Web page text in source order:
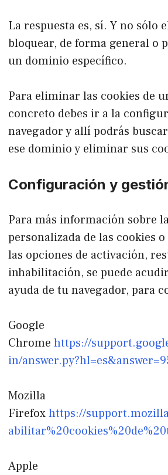
La respuesta es, sí. Y no sólo
bloquear, de forma general o
un dominio específico.
Para eliminar las cookies de
concreto debes ir a la
navegador y allí podrás
ese dominio y eliminar sus
Configuración y
Para más información sobre
personalizada de las cookies
las opciones de activación,
inhabilitación, se puede
ayuda de tu navegador, para
Google
Chrome https://
in/
Mozilla
Firefoxhttps://
Apple